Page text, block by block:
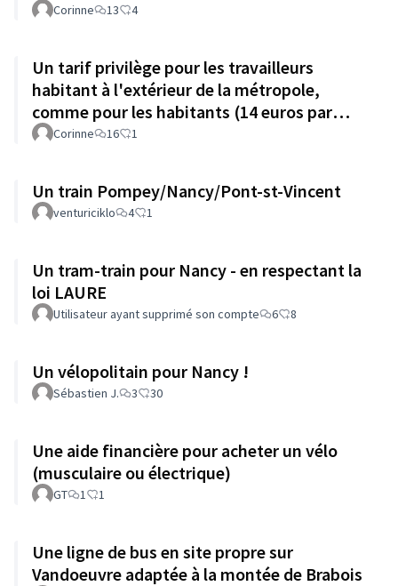
Corinne 13 4
Un tarif privilège pour les travailleurs
habitant à l'extérieur de la métropole,
comme pour les habitants (14 euros par
mois)
Corinne 16 1
Un train Pompey/Nancy/Pont-st-Vincent
venturiciklo 4 1
Un tram-train pour Nancy - en respectant la
loi LAURE
Utilisateur ayant supprimé son compte 6 8
Un vélopolitain pour Nancy !
Sébastien J. 3 30
Une aide financière pour acheter un vélo
(musculaire ou électrique)
GT 1 1
Une ligne de bus en site propre sur
Vandoeuvre adaptée à la montée de Brabois